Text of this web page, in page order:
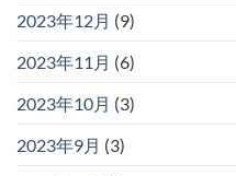
2023年12月 (9)
2023年11月 (6)
2023年10月 (3)
2023年9月 (3)